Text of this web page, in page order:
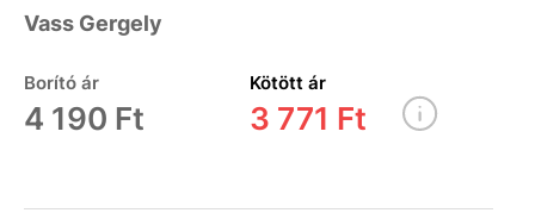
Vass Gergely
Borító ár
4 190 Ft
Kötött ár
3 771 Ft